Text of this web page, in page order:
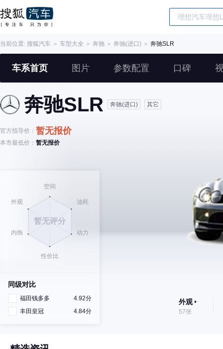
当前位置: 搜狐汽车 ＞ 车型大全 ＞ 奔驰 ＞ 奔驰(进口) ＞ 奔驰SLR
车系首页 图片 参数配置 口碑
奔驰SLR 奔驰(进口) 其它
官方指导价： 暂无报价
本市最低价： 暂无报价
同级对比
福田钱多多
4.92分
丰田皇冠
4.84分
外观
57张